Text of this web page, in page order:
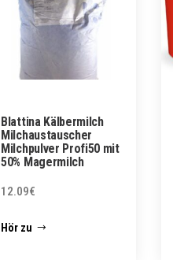
Blattina Kälbermilch
Milchaustauscher
Milchpulver Profi50 mit
50% Magermilch
12.09€
Hör zu